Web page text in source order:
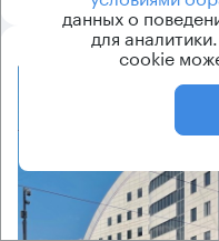
данных о
для
cookie